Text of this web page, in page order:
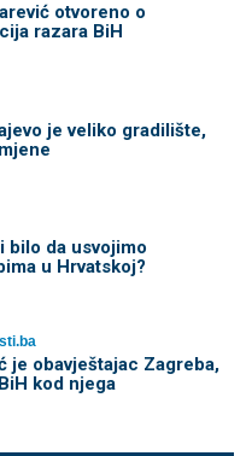
otvoreno o
razara BiH
je veliko gradilište,
bilo da usvojimo
u Hrvatskoj?
je obavještajac Zagreba,
kod njega